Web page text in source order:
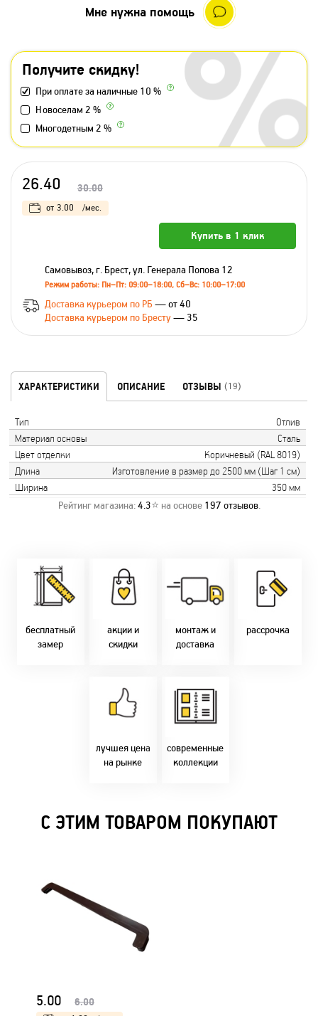
Получите скидку!
При оплате за наличные 10 %
Новоселам 2 %
Многодетным 2 %
Мне нужна помощь
26.40 30.00
от 3.00 /мес.
Купить в 1 клик
Самовывоз, г. Брест, ул. Генерала Попова 12
Режим работы: Пн–Пт: 09:00–18:00, Сб–Вс: 10:00–17:00
Доставка курьером по РБ — от 40
Доставка курьером по Бресту— 35
ХАРАКТЕРИСТИКИ ОПИСАНИЕ ОТЗЫВЫ (19)
Тип
Отлив
Материал основы
Сталь
Цвет отделки
Коричневый (RAL 8019)
Длина
Изготовление в размер до 2500 мм (Шаг 1 см)
Ширина
350 мм
Рейтинг магазина:4.3⭐ на основе 197 отзывов.
бесплатный
замер
Замер бесплатно!
Оперативно!
День-в-день или
на следующий!
заказать по
10-40, (Viber)
акции и
скидки
Скидки:
-новоселам - 2%
-многодетным -
2%
наличными - 10%
монтаж и
доставка
фурнитуры.
Качественный
монтаж дверей,
окон и мебели.
Беларуси.
В удобное для Вас
рассрочка
Микс
2-36 мес
Магнит-5 мес.
Смарт - 4 мес.
FUN - 4 мес.
лучшея цена
на рынке
напрямую с
фабрики!
Предлагаем только
современные
коллекции
Идем в ногу с
самыми
современным
стилями и
решениями!
С ЭТИМ ТОВАРОМ ПОКУПАЮТ
5.00 6.00